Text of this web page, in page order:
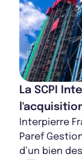
La SCPI
Interpierre
Paref
d’un bien